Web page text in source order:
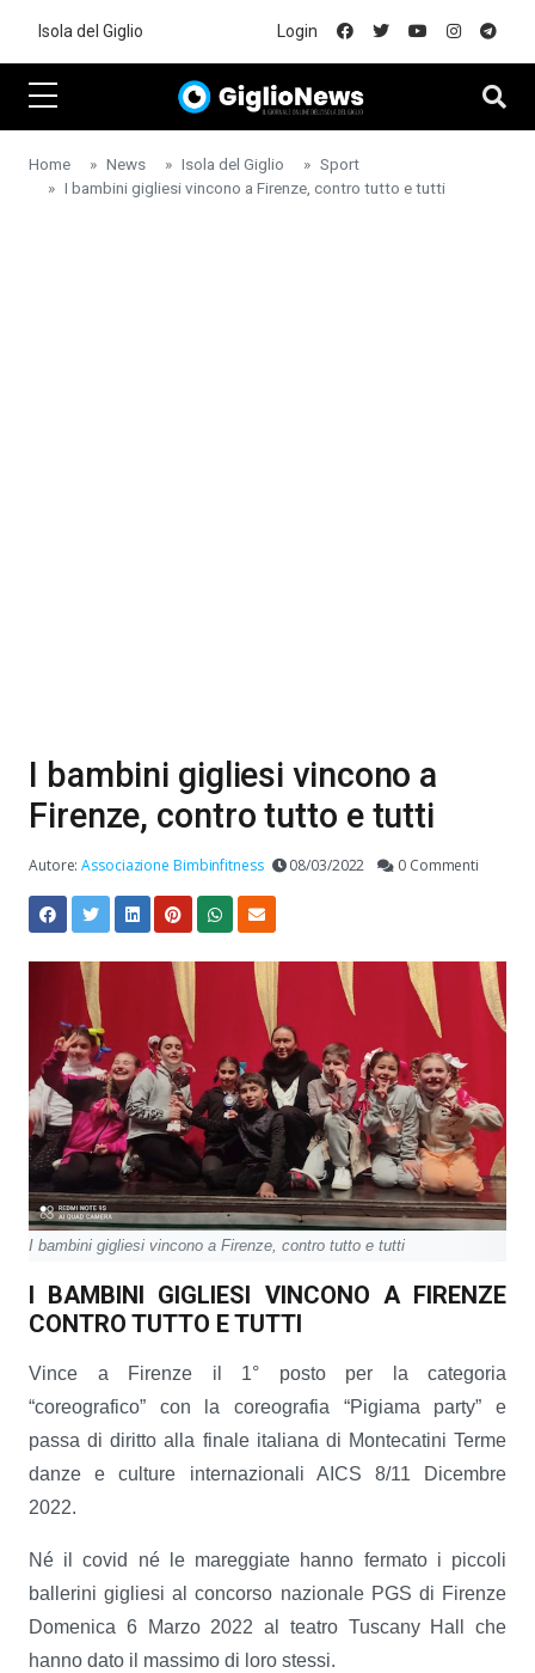
Isola del Giglio Login
Home News Isola del Giglio
Sport
I bambini gigliesi vincono a Firenze, contro tutto e tutti
I bambini gigliesi vincono a
Firenze, contro tutto e tutti
Autore:Associazione Bimbinfitness 08/03/2022 0 Commenti
I bambini gigliesi vincono a Firenze, contro tutto e tutti
I BAMBINI GIGLIESI VINCONO A FIRENZE
CONTRO TUTTO E TUTTI
Vince a Firenze il 1° posto per la categoria
“coreografico” con la coreografia “Pigiama party” e
passa di diritto alla finale italiana di Montecatini Terme
danze e culture internazionali AICS 8/11 Dicembre
2022.
Né il covid né le mareggiate hanno fermato i piccoli
ballerini gigliesi al concorso nazionale PGS di Firenze
Domenica 6 Marzo 2022 al teatro Tuscany Hall che
hanno dato il massimo di loro stessi.